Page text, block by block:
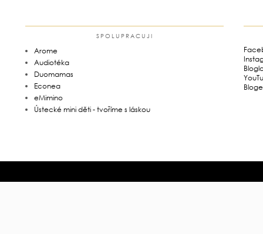
SPOLUPRACUJI
Arome
Audiotéka
Duomamas
Econea
eMimino
Ústecké mini děti - tvoříme s láskou